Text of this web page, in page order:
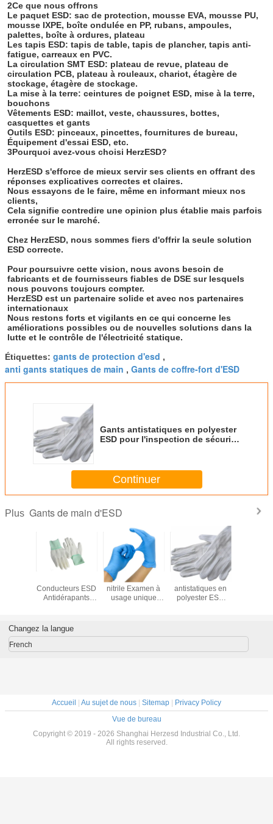
SOUMETTRE
2Ce que nous offrons
Le paquet ESD: sac de protection, mousse EVA, mousse PU,
mousse IXPE, boîte ondulée en PP, rubans, ampoules,
palettes, boîte à ordures, plateau
Les tapis ESD: tapis de table, tapis de plancher, tapis anti-
fatigue, carreaux en PVC.
La circulation SMT ESD: plateau de revue, plateau de
circulation PCB, plateau à rouleaux, chariot, étagère de
stockage, étagère de stockage.
La mise à la terre: ceintures de poignet ESD, mise à la terre,
bouchons
Vêtements ESD: maillot, veste, chaussures, bottes,
casquettes et gants
Outils ESD: pinceaux, pincettes, fournitures de bureau,
Équipement d'essai ESD, etc.
3Pourquoi avez-vous choisi HerzESD?
HerzESD s'efforce de mieux servir ses clients en offrant des
réponses explicatives correctes et claires.
Nous essayons de le faire, même en informant mieux nos
clients,
Cela signifie contredire une opinion plus établie mais parfois
erronée sur le marché.
Chez HerzESD, nous sommes fiers d'offrir la seule solution
ESD correcte.
Pour poursuivre cette vision, nous avons besoin de
fabricants et de fournisseurs fiables de DSE sur lesquels
nous pouvons toujours compter.
HerzESD est un partenaire solide et avec nos partenaires
internationaux
Nous restons forts et vigilants en ce qui concerne les
améliorations possibles ou de nouvelles solutions dans la
lutte et le contrôle de l'électricité statique.
Étiquettes: gants de protection d'esd ,
anti gants statiques de main , Gants de coffre-fort d'ESD
Gants antistatiques en polyester
ESD pour l'inspection de sécurité
Continuer
Plus Gants de main d'ESD
ergonomiques
offrant un confort
décharges
électrostatiques
de précision
Gants ESD, gants
antistatiques
conçus pour la
prévention des
électrostatiques
Gant de travail
ESD blanc
antistatique avec
blanches, à
électronique et à
Enduites
Changez la langue
French
Accueil Au sujet de nous Sitemap
Privacy Policy
Vue de bureau
Copyright © 2019 - 2026 Shanghai Herzesd Industrial Co., Ltd.
All rights reserved.